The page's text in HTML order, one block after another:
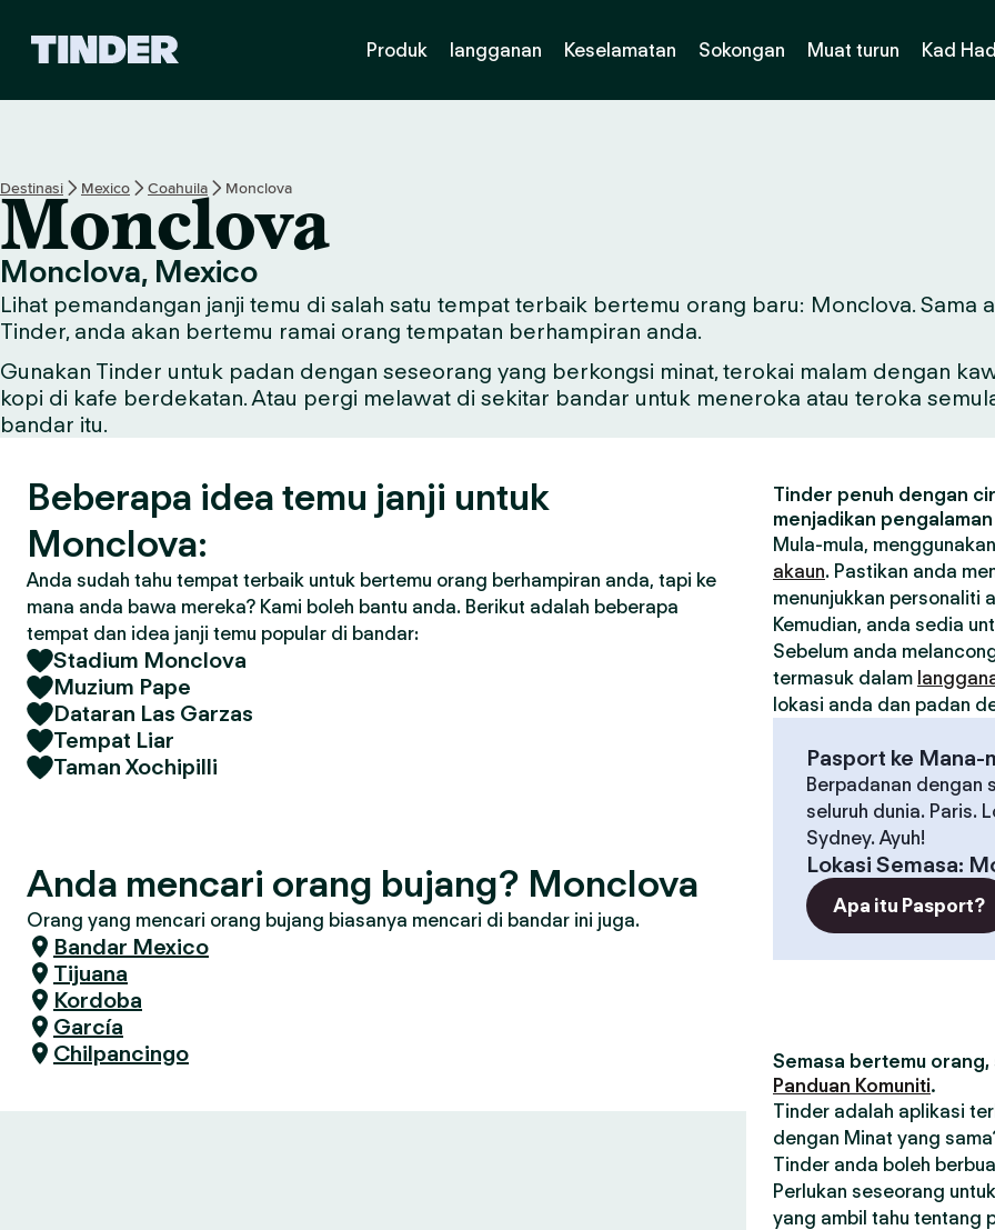
n
U
t
m
a
T
n
d
Produk langganan Keselamatan Sokongan Muat turun Kad
Destinasi Mexico Coahuila Monclova
Monclova
Monclova, Mexico
Lihat pemandangan janji temu di salah satu tempat terbaik bertemu orang baru: Monclova. Sama
Tinder, anda akan bertemu ramai orang tempatan berhampiran anda.
Gunakan Tinder untuk padan dengan seseorang yang berkongsi minat, terokai malam dengan
kopi di kafe berdekatan. Atau pergi melawat di sekitar bandar untuk meneroka atau teroka
bandar itu.
Beberapa idea temu janji untuk
Monclova:
Anda sudah tahu tempat terbaik untuk bertemu orang berhampiran anda, tapi ke
mana anda bawa mereka? Kami boleh bantu anda. Berikut adalah beberapa
tempat dan idea janji temu popular di bandar:
Stadium Monclova
Muzium Pape
Dataran Las Garzas
Tempat Liar
Taman Xochipilli
Anda mencari orang bujang? Monclova
Orang yang mencari orang bujang biasanya mencari di bandar ini juga.
Bandar Mexico
Tijuana
Kordoba
García
Chilpancingo
Tinder penuh dengan
menjadikan
Mula-mula,
akaun. Pastikan anda
menunjukkan personaliti
Kemudian, anda sedia
Sebelum anda
termasuk dalam
lokasi anda dan padan
Pasport ke Mana-
Berpadanan dengan
seluruh dunia. Paris.
Sydney. Ayuh!
Lokasi Semasa:
Apa itu Pasport?
Semasa bertemu
Panduan Komuniti.
Tinder adalah aplikasi
dengan Minat yang
Tinder anda boleh
Perlukan seseorang
yang ambil tahu tentang